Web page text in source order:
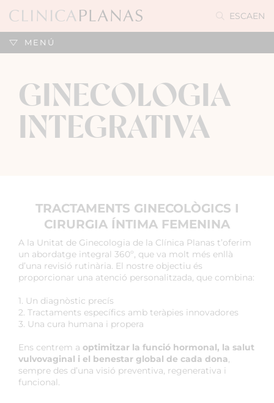
ESCAEN
MENÚ
GINECOLOGIA
INTEGRATIVA
TRACTAMENTS GINECOLÒGICS I
CIRURGIA ÍNTIMA FEMENINA
A la Unitat de Ginecologia de la Clínica Planas t’oferim
un abordatge integral 360º, que va molt més enllà
d’una revisió rutinària. El nostre objectiu és
proporcionar una atenció personalitzada, que combina:
1. Un diagnòstic precís
2. Tractaments específics amb teràpies innovadores
3. Una cura humana i propera
Ens centrem a optimitzar la funció hormonal, la salut
vulvovaginal i el benestar global de cada dona,
sempre des d’una visió preventiva, regenerativa i
funcional.